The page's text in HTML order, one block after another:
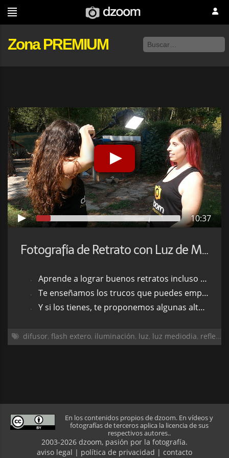
Zona PREMIUM
10:37
Fotografía de Retrato con Luz de Mediodía
Aprende a lograr buenos retratos incluso con la luz del sol de mediodía
Te enseñamos los trucos que puedes emplear para controlar la iluminación si no tienes accesorios
Y si los tienes, te proponemos algunas alternativas como el reflector, el difusor y un flash externo para hacerlo
difusor, flash extero, iluminación, luz, luz mediodia, reflector
En los contenidos propios de dzoom. En vídeos y
fotografías de terceros aplica la licencia de sus
respectivos autores..
2003-2026 dzoom, pasión por la fotografía.
aviso legal | política de privacidad | contacto